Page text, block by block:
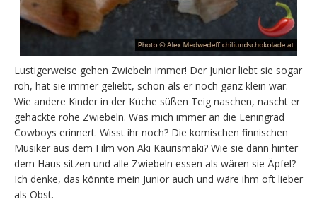
Lustigerweise gehen Zwiebeln immer! Der Junior liebt sie sogar
roh, hat sie immer geliebt, schon als er noch ganz klein war.
Wie andere Kinder in der Küche süßen Teig naschen, nascht er
gehackte rohe Zwiebeln. Was mich immer an die Leningrad
Cowboys erinnert. Wisst ihr noch? Die komischen finnischen
Musiker aus dem Film von Aki Kaurismäki? Wie sie dann hinter
dem Haus sitzen und alle Zwiebeln essen als wären sie Äpfel?
Ich denke, das könnte mein Junior auch und wäre ihm oft lieber
als Obst.